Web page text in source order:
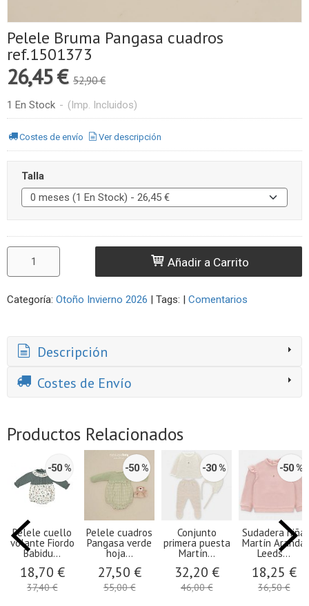
Pelele Bruma Pangasa cuadros
ref.1501373
26,45 € 52,90 €
1 En Stock - (Imp. Incluidos)
Costes de envío Ver descripción
Talla
Añadir a Carrito
Categoría: Otoño Invierno 2026 | Tags: | Comentarios
Descripción
Costes de Envío
Productos Relacionados
-50 %
Pelele cuello
volante Fiordo
Babidu...
18,70 €
37,40 €
-50 %
Pelele cuadros
Pangasa verde
hoja...
27,50 €
55,00 €
-30 %
Conjunto
primera puesta
Martín...
32,20 €
46,00 €
-50 %
Sudadera niña
Martín Aranda
Leeds...
18,25 €
36,50 €